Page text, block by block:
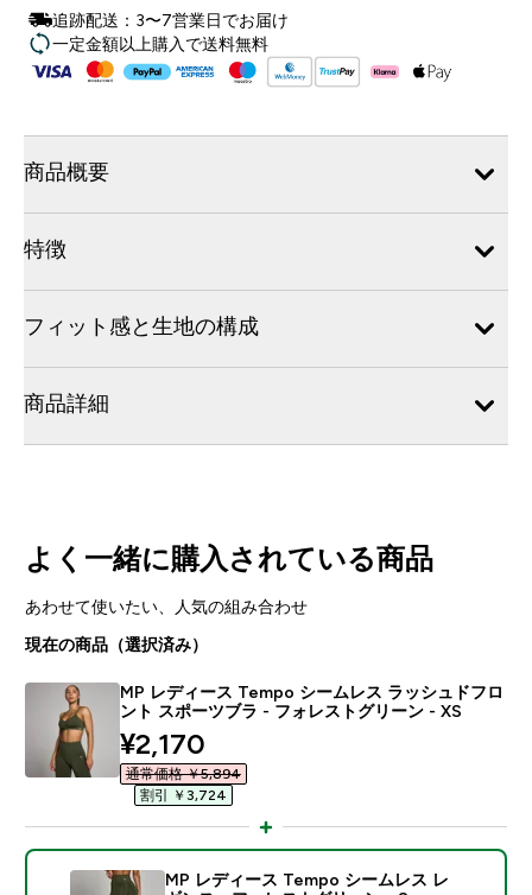
追跡配送：3〜7営業日でお届け
一定金額以上購入で送料無料
商品概要
特徴
フィット感と生地の構成
商品詳細
よく一緒に購入されている商品
あわせて使いたい、人気の組み合わせ
現在の商品（選択済み）
MP レディース Tempo シームレス ラッシュドフロ
ント スポーツブラ - フォレストグリーン - XS
discounted price
¥2,170‎
通常価格 ￥5,894‎
割引 ￥3,724‎
MP レディース Tempo シームレス レ